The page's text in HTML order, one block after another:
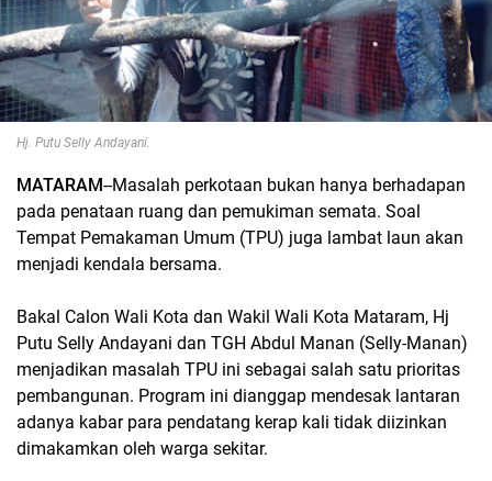
Hj. Putu Selly Andayani.
MATARAM--Masalah perkotaan bukan hanya berhadapan
pada penataan ruang dan pemukiman semata. Soal
Tempat Pemakaman Umum (TPU) juga lambat laun akan
menjadi kendala bersama.
Bakal Calon Wali Kota dan Wakil Wali Kota Mataram, Hj
Putu Selly Andayani dan TGH Abdul Manan (Selly-Manan)
menjadikan masalah TPU ini sebagai salah satu prioritas
pembangunan. Program ini dianggap mendesak lantaran
adanya kabar para pendatang kerap kali tidak diizinkan
dimakamkan oleh warga sekitar.